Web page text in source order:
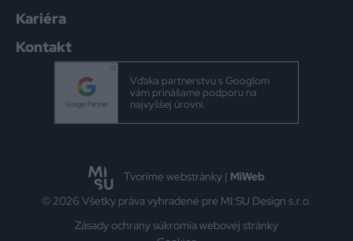
Kariéra
Kontakt
Vďaka partnerstvu s Googlom
vám prinášame podporu na
najvyššej úrovni.
© 2026 Všetky práva vyhradené pre MI:SU Design s.r.o.
Zásady ochrany súkromia webovej stránky
Tvoríme webstránky | MiWeb